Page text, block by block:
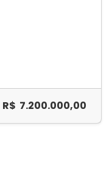
R$ 7.200.000,00